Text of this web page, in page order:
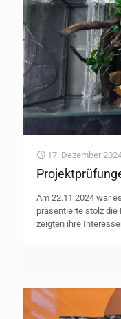
17. Dezember
Am 22.11.2024 war
präsentierte stolz die
zeigten ihre